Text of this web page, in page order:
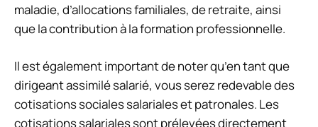
maladie, d’allocations familiales, de retraite, ainsi
que la contribution à la formation professionnelle.
Il est également important de noter qu’en tant que
dirigeant assimilé salarié, vous serez redevable des
cotisations sociales salariales et patronales. Les
cotisations salariales sont prélevées directement